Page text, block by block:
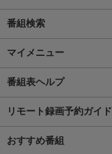
番組検索
マイメニュー
番組表ヘルプ
リモート録画予約ガイド
おすすめ番組